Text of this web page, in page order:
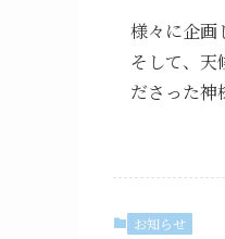
様々に企画
そして、天
ださった神
お知らせ